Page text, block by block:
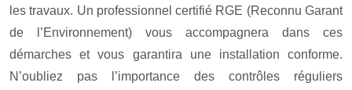
les travaux. Un professionnel certifié RGE (Reconnu Garant
de l’Environnement) vous accompagnera dans ces
démarches et vous garantira une installation conforme.
N’oubliez pas l’importance des contrôles réguliers